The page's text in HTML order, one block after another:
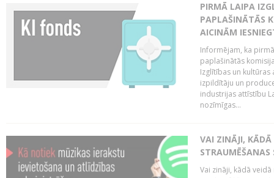
PIRMĀ LAIPA
PAPLAŠINĀTĀS
AICINĀM
Informējam, ka
paplašinātās
Izglītības un
izpildītāju un
industrijas attīstību
nozīmīgas...
VAI ZINĀJI,
STRAUMĒŠANAS
Vai zināji, kādā